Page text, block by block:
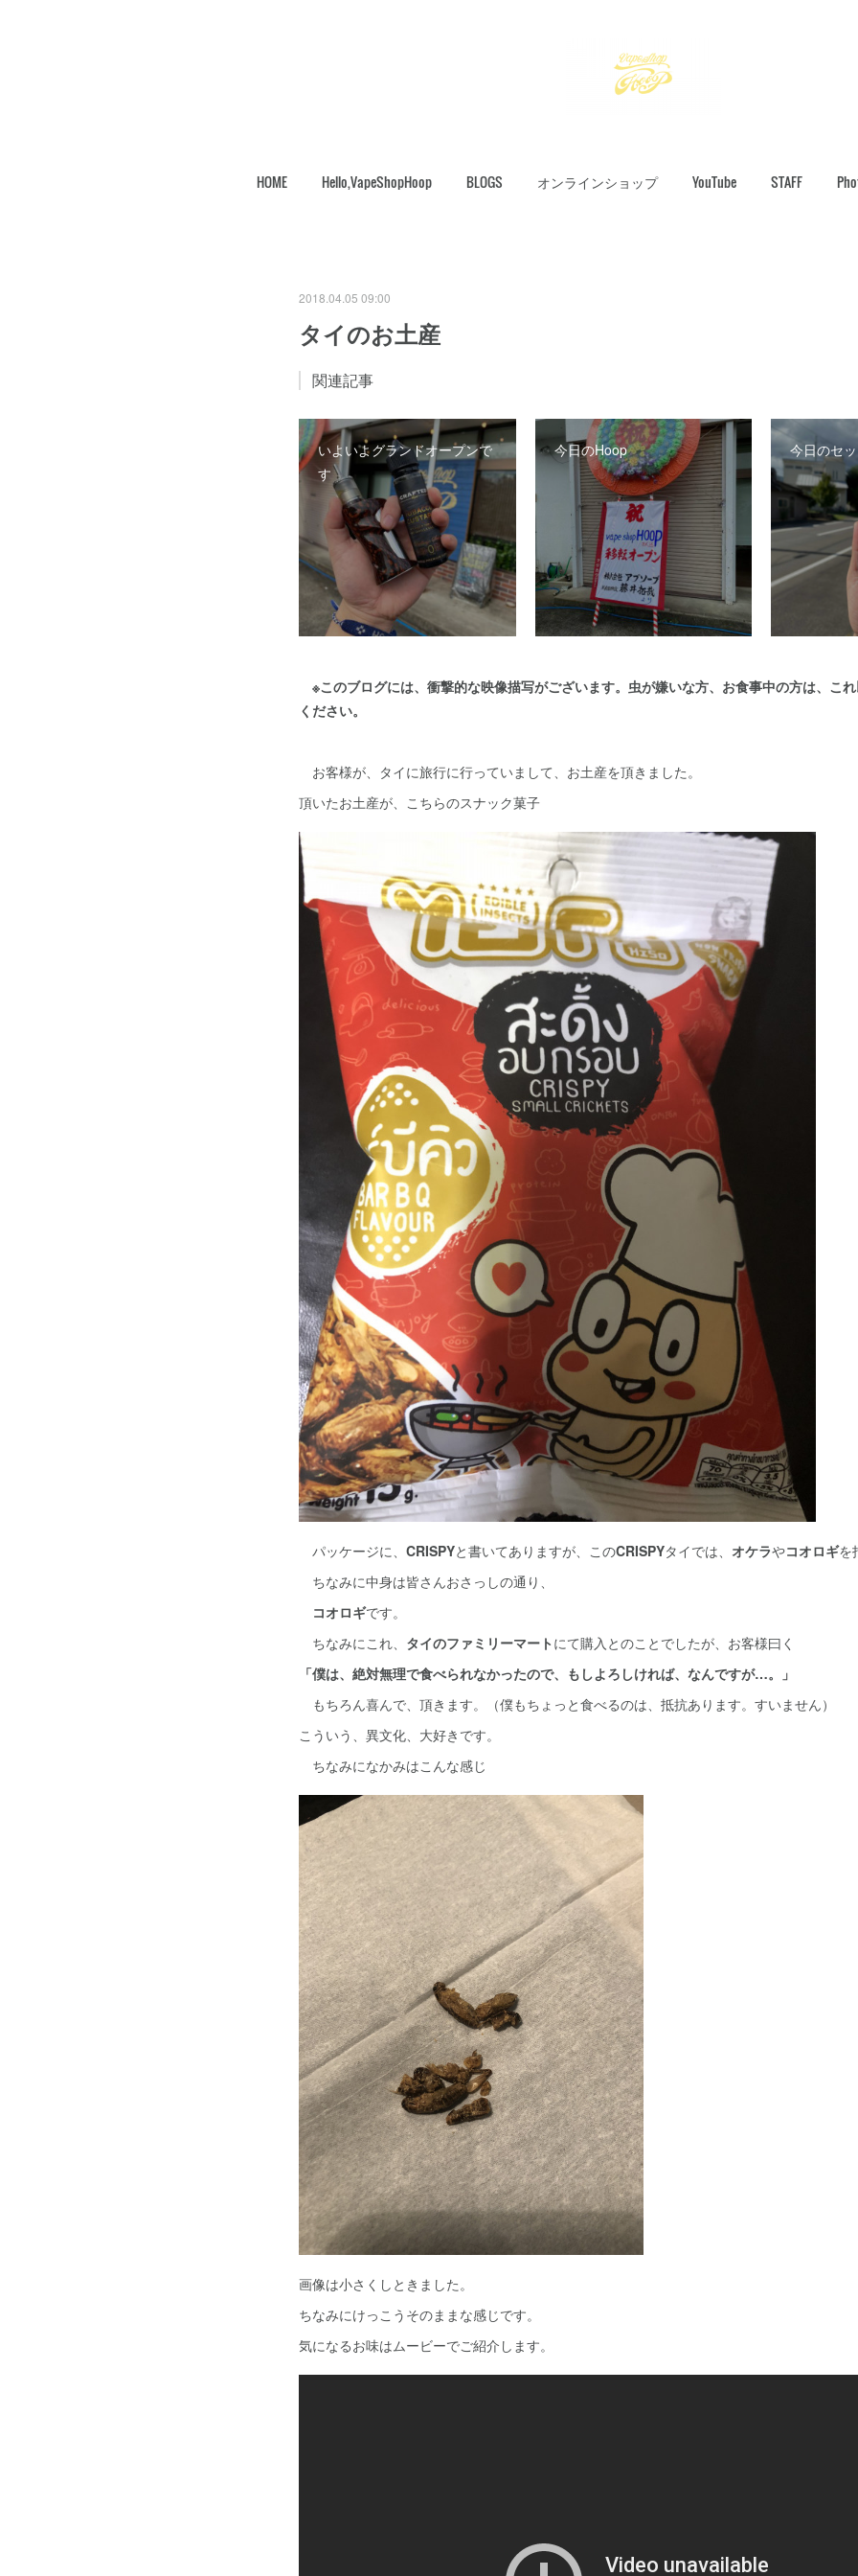
HOME Hello,VapeShopHoop BLOGS オンラインショップ YouTube STAFF
2018.04.05 09:00
タイのお土産
関連記事
いよいよグランドオープンで
す
今日のHoop 今日のセ
※このブログには、衝撃的な映像描写がございます。虫が嫌いな方、お食事中の方は、こ
ください。
お客様が、タイに旅行に行っていまして、お土産を頂きました。
頂いたお土産が、こちらのスナック菓子
パッケージに、 CRISPYと書いてありますが、このCRISPYタイでは、 オケラやコオロギを
ちなみに中身は皆さんおさっしの通り、
コオロギです。
ちなみにこれ、 タイのファミリーマート にて購入とのことでしたが、お客様曰く
「僕は、絶対無理で食べられなかったので、もしよろしければ、なんですが…。」
もちろん喜んで、頂きます。（僕もちょっと食べるのは、抵抗あります。すいません）
こういう、異文化、大好きです。
ちなみになかみはこんな感じ
画像は小さくしときました。
ちなみにけっこうそのままな感じです。
気になるお味はムービーでご紹介します。